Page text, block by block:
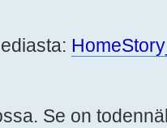
Se on